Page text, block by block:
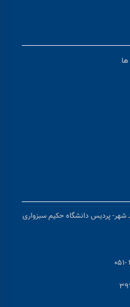
پردیس دانشگاه حکیم سبزواری